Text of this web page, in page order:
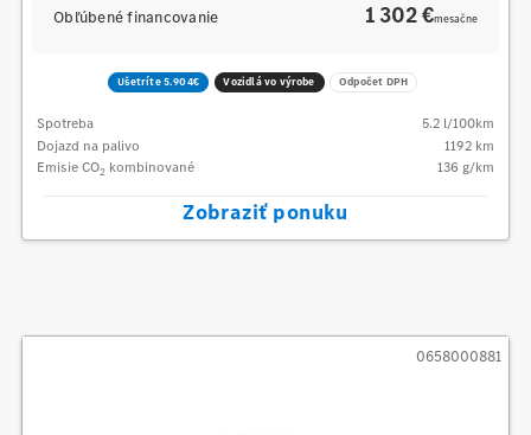
Obľúbené financovanie 1 302 €mesačne
Ušetríte 5.904€ Vozidlá vo výrobe Odpočet DPH
Spotreba 5.2 l/100km
Dojazd na palivo
1192 km
Emisie CO2 kombinované 136 g/km
Zobraziť ponuku
0658000881